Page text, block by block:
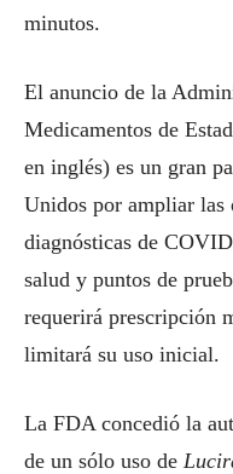
minutos.
El anuncio de la
Medicamentos de
en inglés) es un gran
Unidos por ampliar las
diagnósticas de
salud y puntos de
requerirá prescripción
limitará su uso inicial.
La FDA concedió la
de un sólo uso de